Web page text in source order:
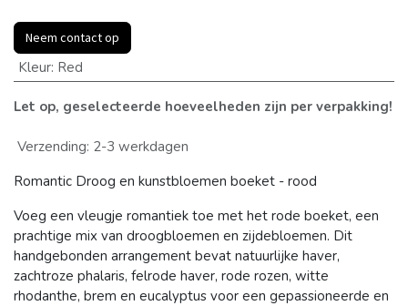
Neem contact op
Kleur: Red
Let op, geselecteerde hoeveelheden zijn per verpakking!
Verzending: 2-3 werkdagen
Romantic Droog en kunstbloemen boeket - rood
Voeg een vleugje romantiek toe met het rode boeket, een
prachtige mix van droogbloemen en zijdebloemen. Dit
handgebonden arrangement bevat natuurlijke haver,
zachtroze phalaris, felrode haver, rode rozen, witte
rhodanthe, brem en eucalyptus voor een gepassioneerde en